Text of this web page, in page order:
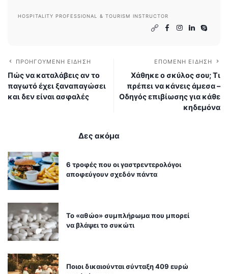
HOSPITALITY PROFESSIONAL & TOURISM INSTRUCTOR
ΠΡΟΗΓΟΎΜΕΝΗ ΕΊΔΗΣΗ
Πώς να καταλάβεις αν το
παγωτό έχει ξαναπαγώσει
και δεν είναι ασφαλές
ΕΠΌΜΕΝΗ ΕΊΔΗΣΗ
Χάθηκε ο σκύλος σου; Τι
πρέπει να κάνεις άμεσα –
Οδηγός επιβίωσης για κάθε
κηδεμόνα
Δες ακόμα
6 τροφές που οι γαστρεντερολόγοι
αποφεύγουν σχεδόν πάντα
Το «αθώο» συμπλήρωμα που μπορεί
να βλάψει το συκώτι
Ποιοι δικαιούνται σύνταξη 409 ευρώ